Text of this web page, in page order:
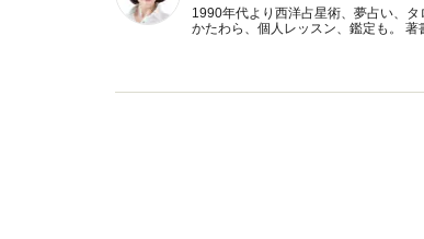
1990年代より西洋占星術、夢占い、
かたわら、個人レッスン、鑑定も。 著